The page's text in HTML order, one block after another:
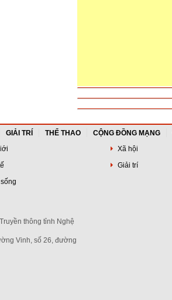
GIẢI TRÍ THỂ THAO CỘNG ĐỒNG MẠNG
Xã hội
Giải trí
thông tỉnh Nghệ
Vinh, số 26, đường